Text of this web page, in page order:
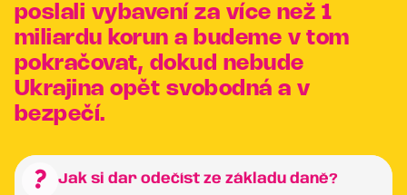
poslali vybavení za více než 1
miliardu korun a budeme v tom
pokračovat, dokud nebude
Ukrajina opět svobodná a v
bezpečí.
question_mark Jak si dar odečíst ze základu daně?